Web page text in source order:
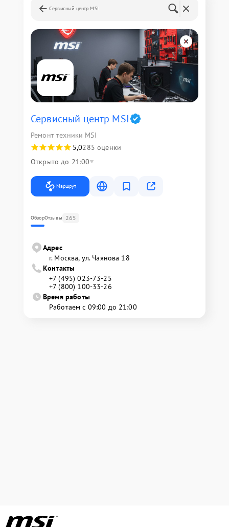
Сервисный центр MSI
Сервисный центр MSI
Ремонт техники MSI
5,0285 оценки
Открыто до 21:00
Маршрут
ОбзорОтзывы 265
Адрес
г. Москва, ул. Чаянова 18
Контакты
+7 (495) 023-73-25
+7 (800) 100-33-26
Время работы
Работаем с 09:00 до 21:00